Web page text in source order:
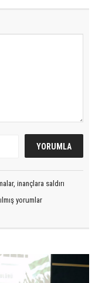
inançlara saldırı
yorumlar